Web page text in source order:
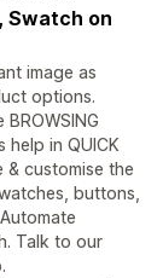
Swatch on
image as
options.
help in QUICK
& customise the
buttons,
Talk to our